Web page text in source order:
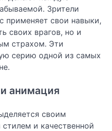
Зрители
применяет свои навыки,
своих врагов, но и
страхом. Эти
серию одной из самых
анимация
своим
и качественной